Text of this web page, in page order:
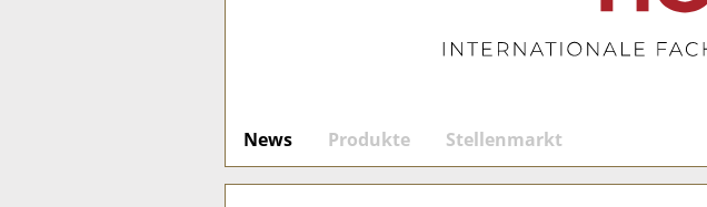
News Produkte
Stellenmarkt